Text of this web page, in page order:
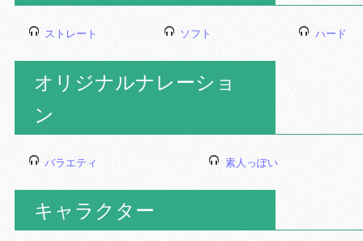
ストレート ソフト ハード
オリジナルナレーショ
ン
バラエティ 素人っぽい
キャラクター